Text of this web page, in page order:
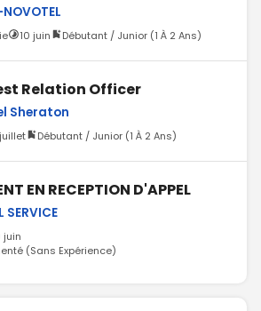
10 juin Débutant / Junior (1 À 2 Ans)
Relation Officer
Sheraton
Débutant / Junior (1 À 2 Ans)
EN RECEPTION D'APPEL
SERVICE
juin
(Sans Expérience)